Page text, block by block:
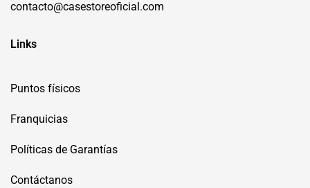
contacto@casestoreoficial.com
Links
Puntos físicos
Franquicias
Políticas de Garantías
Contáctanos